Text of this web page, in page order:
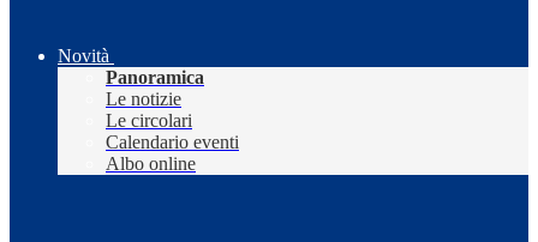
Novità
Panoramica
Le notizie
Le circolari
Calendario eventi
Albo online